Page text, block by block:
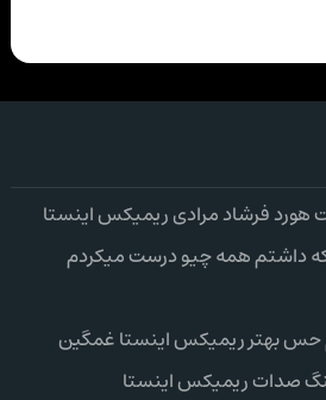
هورد فرشاد مرادی ریمیکس اینستا
داشتم همه چیو درست میکردم
حس بهتر ریمیکس اینستا غمگین
صدات ریمیکس اینستا